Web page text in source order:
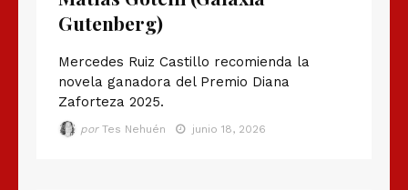
Gutenberg)
Mercedes Ruiz Castillo recomienda la
novela ganadora del Premio Diana
Zaforteza 2025.
por Tes Nehuén junio 18, 2026